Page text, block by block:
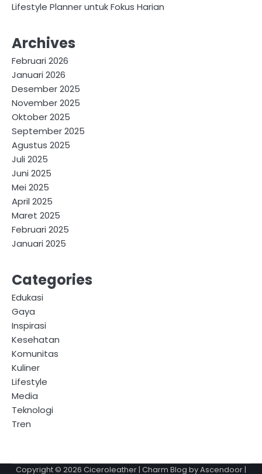
Lifestyle Planner untuk Fokus Harian
Archives
Februari 2026
Januari 2026
Desember 2025
November 2025
Oktober 2025
September 2025
Agustus 2025
Juli 2025
Juni 2025
Mei 2025
April 2025
Maret 2025
Februari 2025
Januari 2025
Categories
Edukasi
Gaya
Inspirasi
Kesehatan
Komunitas
Kuliner
Lifestyle
Media
Teknologi
Tren
Copyright © 2026 Ciceroleather | Charm Blog byAscendoor |